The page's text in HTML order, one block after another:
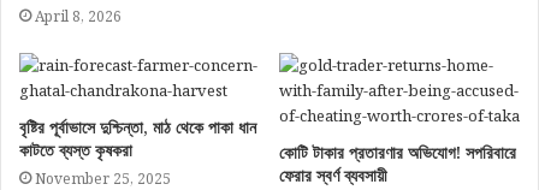
April 8, 2026
বৃষ্টির পূর্বাভাসে দুশ্চিন্তা, মাঠ থেকে পাকা ধান
কাটতে ব্যস্ত কৃষকরা
November 25, 2025
কোটি টাকার প্রতারণার অভিযোগ! সপরিবারে
ফেরার স্বর্ণ ব্যবসায়ী